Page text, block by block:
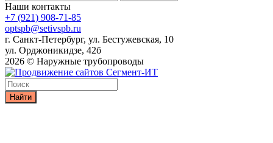
Наши контакты
+7 (921) 908-71-85
optspb@setivspb.ru
г. Санкт-Петербург, ул. Бестужевская, 10
ул. Орджоникидзе, 42б
2026 © Наружные трубопроводы
Найти